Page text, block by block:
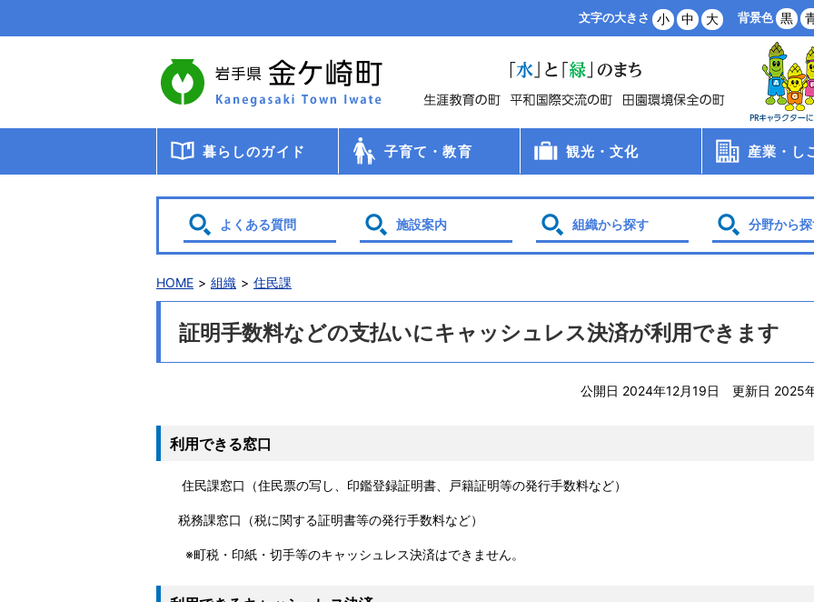
動
文字の大きさ 小 中 大 背景色 黒
暮らしのガイド 子育て・教育
保育
観光・文化 産業・し
よくある質問 施設案内 組織から探す 分野から
HOME 組織 住民課
証明手数料などの支払いにキャッシュレス決済が利用できます
公開日 2024年12月19日 更新日 2025
利用できる窓口
住民課窓口（住民票の写し、印鑑登録証明書、戸籍証明等の発行手数料など）
税務課窓口（税に関する証明書等の発行手数料など）
※町税・印紙・切手等のキャッシュレス決済はできません。